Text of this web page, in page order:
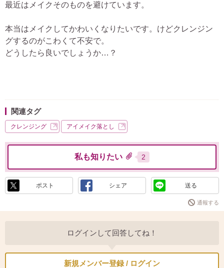
最近はメイクそのものを避けています。
本当はメイクしてかわいくなりたいです。けどクレンジン
グするのがこわくて不安で。
どうしたら良いでしょうか…？
関連タグ
クレンジング アイメイク落とし
私も知りたい 2
ポスト シェア 送る
通報する
ログインして回答してね！
新規メンバー登録 / ログイン